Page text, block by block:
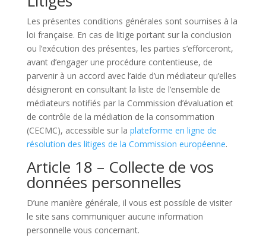
Les présentes conditions générales sont soumises à la
loi française. En cas de litige portant sur la conclusion
ou l’exécution des présentes, les parties s’efforceront,
avant d’engager une procédure contentieuse, de
parvenir à un accord avec l’aide d’un médiateur qu’elles
désigneront en consultant la liste de l’ensemble de
médiateurs notifiés par la Commission d’évaluation et
de contrôle de la médiation de la consommation
(CECMC), accessible sur la plateforme en ligne de
résolution des litiges de la Commission européenne.
Article 18 – Collecte de vos
données personnelles
D’une manière générale, il vous est possible de visiter
le site sans communiquer aucune information
personnelle vous concernant.